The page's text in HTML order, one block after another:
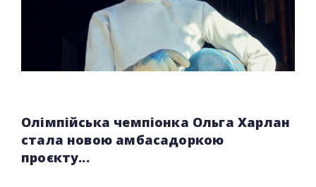
Олімпійська чемпіонка Ольга Харлан
стала новою амбасадоркою
проєкту...